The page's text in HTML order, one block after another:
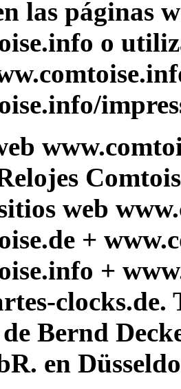
las páginas
o
web
+
+
clocks.de.
Bernd
en